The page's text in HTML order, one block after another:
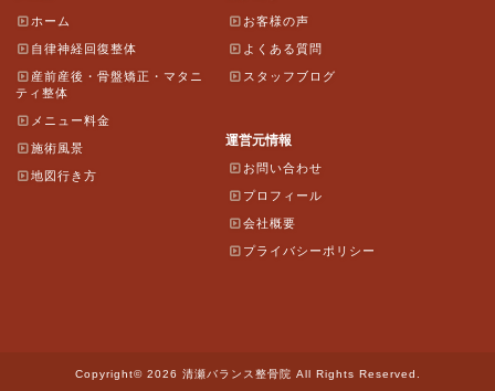
ホーム
自律神経回復整体
産前産後・骨盤矯正・マタニ
ティ整体
メニュー料金
施術風景
地図行き方
お客様の声
よくある質問
スタッフブログ
運営元情報
お問い合わせ
プロフィール
会社概要
プライバシーポリシー
Copyright© 2026 清瀬バランス整骨院 All Rights Reserved.